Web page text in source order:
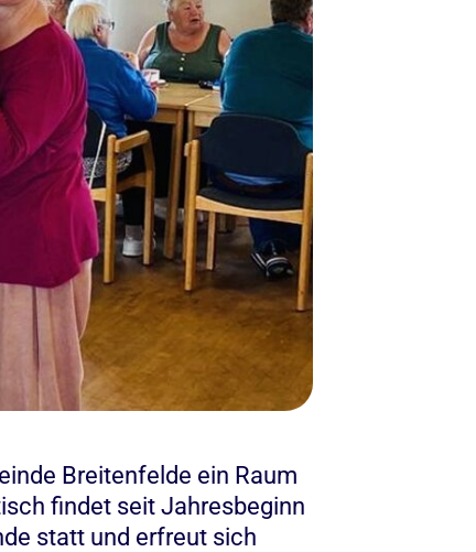
Breitenfelde ein Raum
findet seit Jahresbeginn
statt und erfreut sich